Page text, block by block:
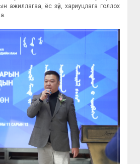
ажиллагаа, ёс зүй, хариуцлага голлох